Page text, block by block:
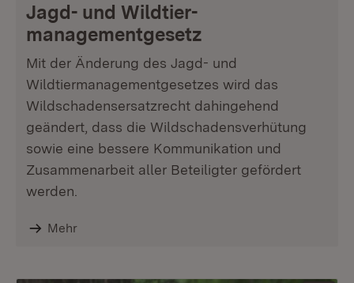
Jagd- und Wildtier­
managementgesetz
Mit der Änderung des Jagd- und
Wildtiermanagementgesetzes wird das
Wildschadensersatzrecht dahingehend
geändert, dass die Wildschadensverhütung
sowie eine bessere Kommunikation und
Zusammenarbeit aller Beteiligter gefördert
werden.
Mehr